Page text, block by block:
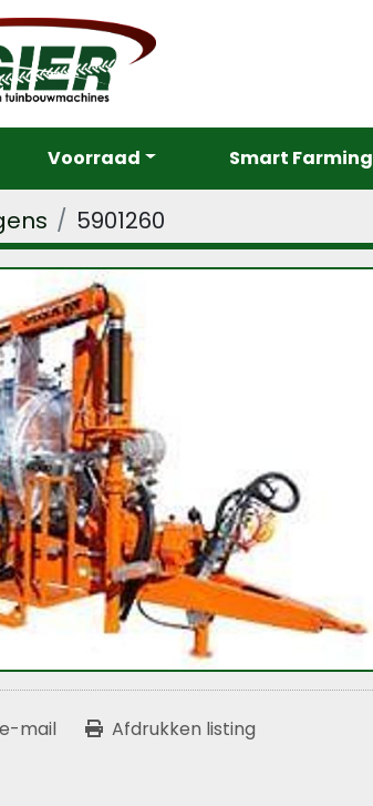
Voorraad Smart Farming
5901260
mail Afdrukken listing